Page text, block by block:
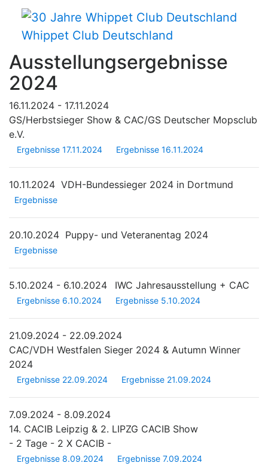
Whippet Club Deutschland
Ausstellungsergebnisse
2024
16.11.2024 - 17.11.2024
GS/Herbstsieger Show & CAC/GS Deutscher Mopsclub
e.V.
Ergebnisse 17.11.2024 Ergebnisse 16.11.2024
10.11.2024 VDH-Bundessieger 2024 in Dortmund
Ergebnisse
20.10.2024 Puppy- und Veteranentag 2024
Ergebnisse
5.10.2024 - 6.10.2024 IWC Jahresausstellung + CAC
Ergebnisse 6.10.2024 Ergebnisse 5.10.2024
21.09.2024 - 22.09.2024
CAC/VDH Westfalen Sieger 2024 & Autumn Winner
2024
Ergebnisse 22.09.2024 Ergebnisse 21.09.2024
7.09.2024 - 8.09.2024
14. CACIB Leipzig & 2. LIPZG CACIB Show
- 2 Tage - 2 X CACIB -
Ergebnisse 8.09.2024 Ergebnisse 7.09.2024